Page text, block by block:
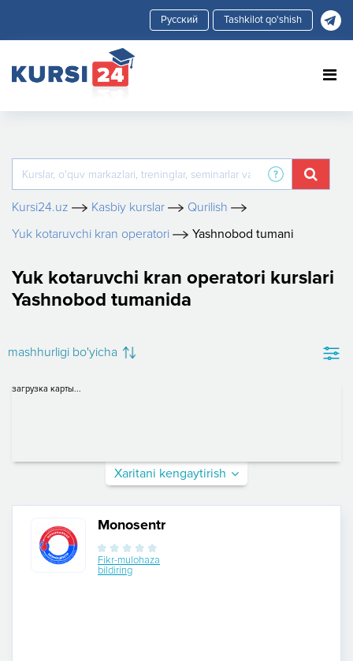
Tashkilot qo'shish
Kursi24.uz Kasbiy kurslar
Qurilish
Yuk kotaruvchi kran operatori
Yashnobod tumani
Yuk kotaruvchi kran operatori kurslari
Yashnobod tumanida
mashhurligi bo'yicha
загрузка карты...
Xaritani kengaytirish
Monosentr
Fikr-mulohaza
bildiring